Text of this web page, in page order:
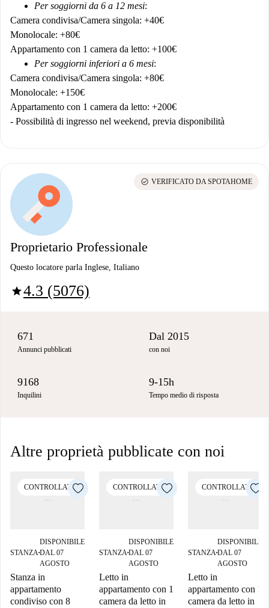
Per soggiorni da 6 a 12 mesi:
Camera condivisa/Camera singola: +40€
Monolocale: +80€
Appartamento con 1 camera da letto: +100€
Per soggiorni inferiori a 6 mesi:
Camera condivisa/Camera singola: +80€
Monolocale: +150€
Appartamento con 1 camera da letto: +200€
- Possibilità di ingresso nel weekend, previa disponibilità
Proprietario Professionale
Questo locatore parla Inglese, Italiano
star4.3 (5076)
check_circle VERIFICATO DA SPOTAHOME
671
Annunci pubblicati
Dal 2015
con noi
9168
Inquilini
9-15h
Tempo medio di risposta
Altre proprietà pubblicate con noi
CONTROLLATO
STANZA■
DISPONIBILE
DAL 07
AGOSTO
Stanza in
appartamento
condiviso con 8
CONTROLLATO
STANZA■
DISPONIBILE
DAL 07
AGOSTO
Letto in
appartamento con 1
camera da letto in
CONTROLLATO
STANZA■
DISPONIBILE
DAL 07
AGOSTO
Letto in
appartamento con 1
camera da letto in